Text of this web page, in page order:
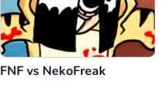
FNF vs NekoFreak